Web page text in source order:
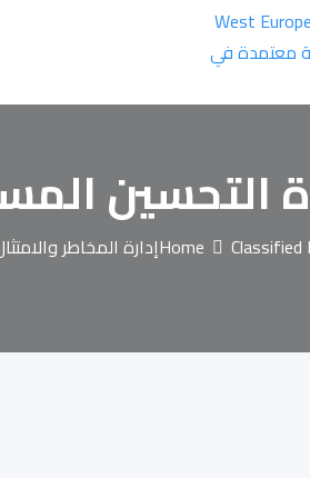
التحسين
Homeإدارة المخاطر